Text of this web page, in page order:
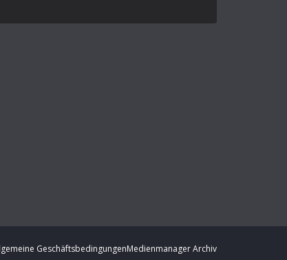
GeschäftsbedingungenMedienmanager Archiv